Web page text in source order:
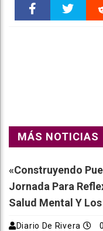
MÁS NOTICIAS
«Construyendo
Jornada Para
Salud Mental Y
Diario De Rivera